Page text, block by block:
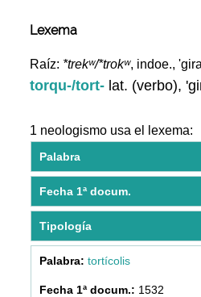
Lexema
Raíz: *trekʷ/*trokʷ, indoe.,
torqu-/tort- lat. (verbo),
1 neologismo usa el lexema:
Palabra
Fecha 1ª docum.
Tipología
tortícolis
1532